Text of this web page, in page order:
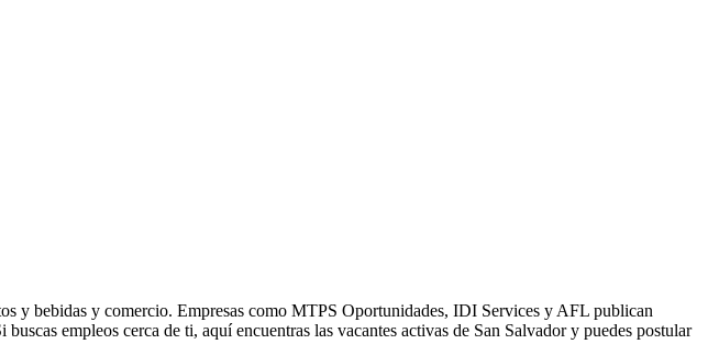
y bebidas y comercio. Empresas como MTPS Oportunidades, IDI Services y AFL publican
empleos cerca de ti, aquí encuentras las vacantes activas de San Salvador y puedes postular